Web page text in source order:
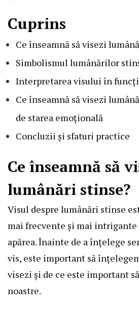
Cuprins
Ce înseamnă să visezi
Simbolismul lumânărilor
Interpretarea visului în
Ce înseamnă să visezi
de starea emoțională
Concluzii și sfaturi practice
Ce înseamnă să
lumânări stinse?
Visul despre lumânări stinse
mai frecvente și mai intrigante
apărea. Înainte de a înțelege
vis, este important să
visezi și de ce este important
noastre.